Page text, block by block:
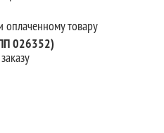
оплаченному товару
026352)